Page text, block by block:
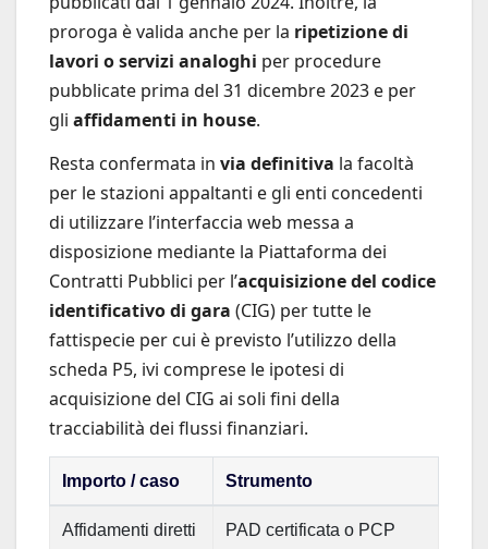
proroga è valida anche per la ripetizione di
lavori o servizi analoghi per procedure
pubblicate prima del 31 dicembre 2023 e per
gli affidamenti in house.
Resta confermata in via definitiva la facoltà
per le stazioni appaltanti e gli enti concedenti
di utilizzare l’interfaccia web messa a
disposizione mediante la Piattaforma dei
Contratti Pubblici per l’acquisizione del codice
identificativo di gara (CIG) per tutte le
fattispecie per cui è previsto l’utilizzo della
scheda P5, ivi comprese le ipotesi di
acquisizione del CIG ai soli fini della
tracciabilità dei flussi finanziari.
Importo / caso Strumento
Affidamenti diretti
PAD certificata o PCP